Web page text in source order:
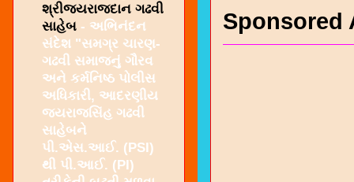
Sponsored
શ્રીજયરાજદાન ગઢવી
સાહેબ - અભિનંદન
સંદેશ "સમગ્ર ચારણ-
ગઢવી સમાજનું ગૌરવ
અને કર્મનિષ્ઠ પોલીસ
અધિકારી, આદરણીય
જયરાજસિંહ ગઢવી
સાહેબને
પી.એસ.આઈ. (PSI)
થી પી.આઈ. (PI)